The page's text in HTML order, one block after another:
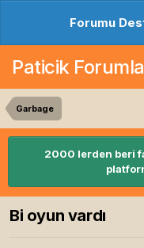
Forumu
Paticik
Garbage
2000 lerden beri
Bi oyun vardı